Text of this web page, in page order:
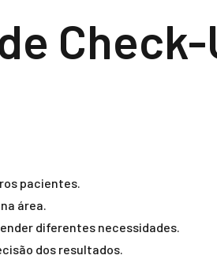
Check-
pacientes.
área.
diferentes necessidades.
dos resultados.